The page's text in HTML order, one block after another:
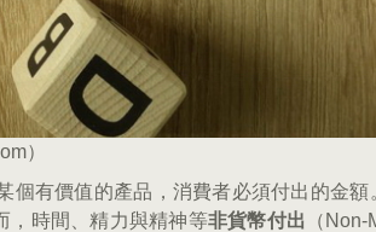
）
個有價值的產品，消費者必須付出的金額
，時間、精力與精神等非貨幣付出
（